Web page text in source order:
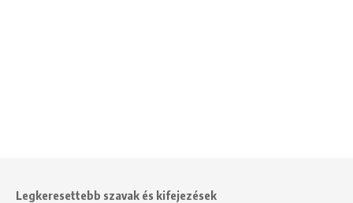
Legkeresettebb szavak és kifejezések